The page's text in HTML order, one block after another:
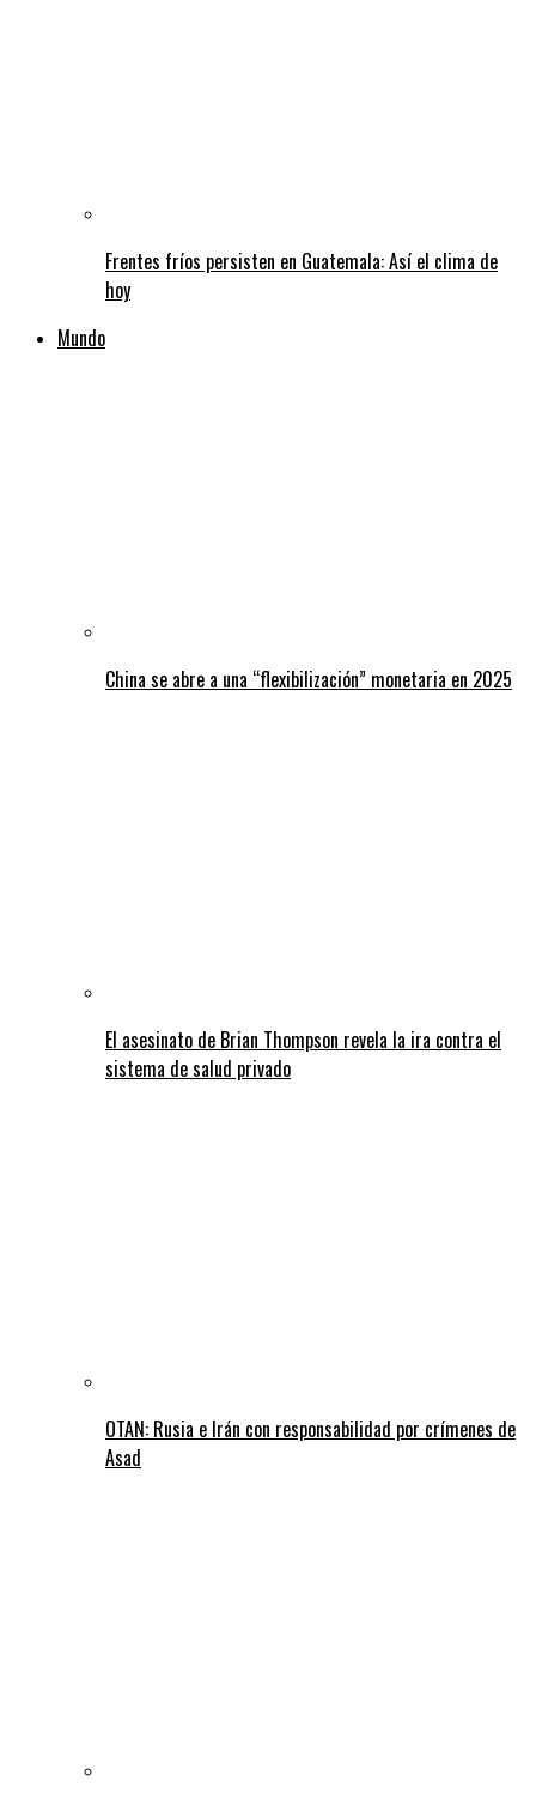
Frentes fríos persisten en Guatemala: Así el clima de
hoy
Mundo
China se abre a una “flexibilización” monetaria en 2025
El asesinato de Brian Thompson revela la ira contra el
sistema de salud privado
OTAN: Rusia e Irán con responsabilidad por crímenes de
Asad